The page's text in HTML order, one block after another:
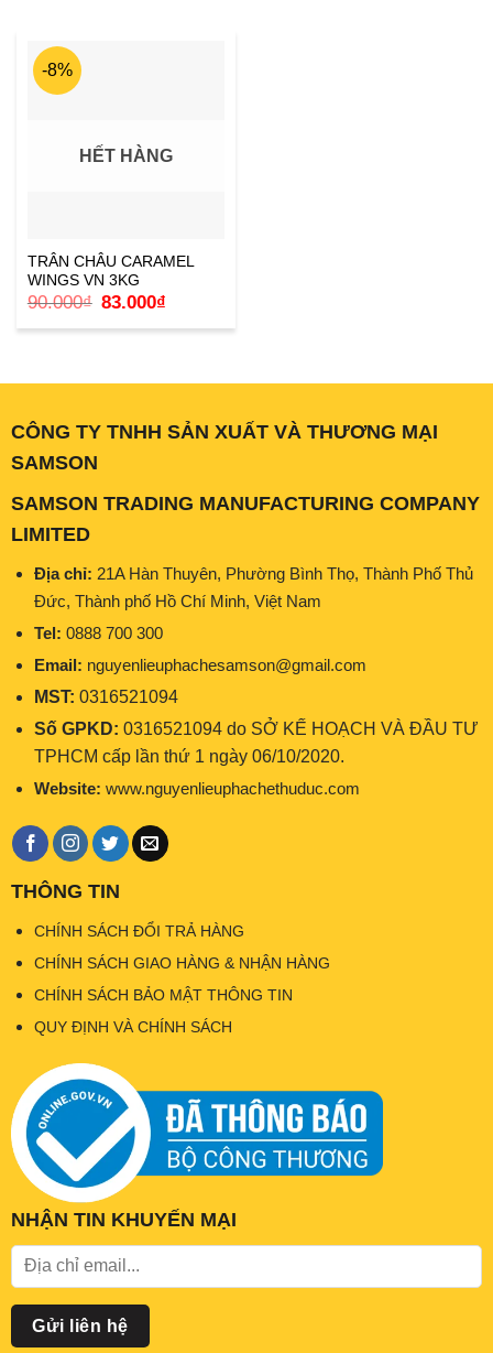
-8%
HẾT HÀNG
TRÂN CHÂU CARAMEL
WINGS VN 3KG
90.000₫ Giá
gốc
là:
83.000₫Giá
tại
CÔNG TY TNHH SẢN XUẤT VÀ THƯƠNG MẠI
SAMSON
SAMSON TRADING MANUFACTURING COMPANY
LIMITED
Địa chỉ: 21A Hàn Thuyên, Phường Bình Thọ, Thành Phố Thủ
Đức, Thành phố Hồ Chí Minh, Việt Nam
Tel: 0888 700 300
Email: nguyenlieuphachesamson@gmail.com
MST: 0316521094
Số GPKD: 0316521094 do SỞ KẾ HOẠCH VÀ ĐẦU TƯ
TPHCM cấp lần thứ 1 ngày 06/10/2020.
Website: www.nguyenlieuphachethuduc.com
THÔNG TIN
CHÍNH SÁCH ĐỔI TRẢ HÀNG
CHÍNH SÁCH GIAO HÀNG & NHẬN HÀNG
CHÍNH SÁCH BẢO MẬT THÔNG TIN
QUY ĐỊNH VÀ CHÍNH SÁCH
NHẬN TIN KHUYẾN MẠI